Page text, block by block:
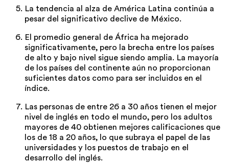
La tendencia al alza de América Latina continúa a
pesar del significativo declive de México.
El promedio general de África ha mejorado
significativamente, pero la brecha entre los países
de alto y bajo nivel sigue siendo amplia. La mayoría
de los países del continente aún no proporcionan
suficientes datos como para ser incluidos en el
índice.
Las personas de entre 26 a 30 años tienen el mejor
nivel de inglés en todo el mundo, pero los adultos
mayores de 40 obtienen mejores calificaciones que
los de 18 a 20 años, lo que subraya el papel de las
universidades y los puestos de trabajo en el
desarrollo del inglés.